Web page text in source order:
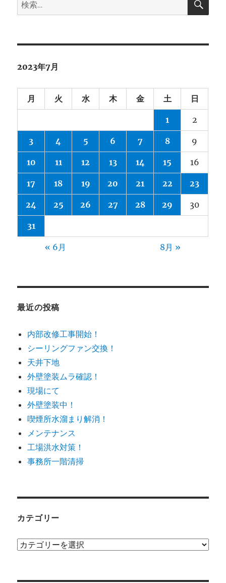
索:
2023年7月
月 火 水 木 金 土 日
1 2
3 4 5 6 7 8 9
10 11 12 13 14 15 16
17 18 19 20 21 22 23
24 25 26 27 28 29 30
31
« 6月 8月 »
最近の投稿
内部改修工事開始！
シーリングファン交換！
天井下地
外壁塗装ムラ確認！
現場にて
外壁塗装中！
喫煙所水溜まり解消！
メンテナンス
工場洪水対策！
事務所一階清掃
カテゴリー
カ